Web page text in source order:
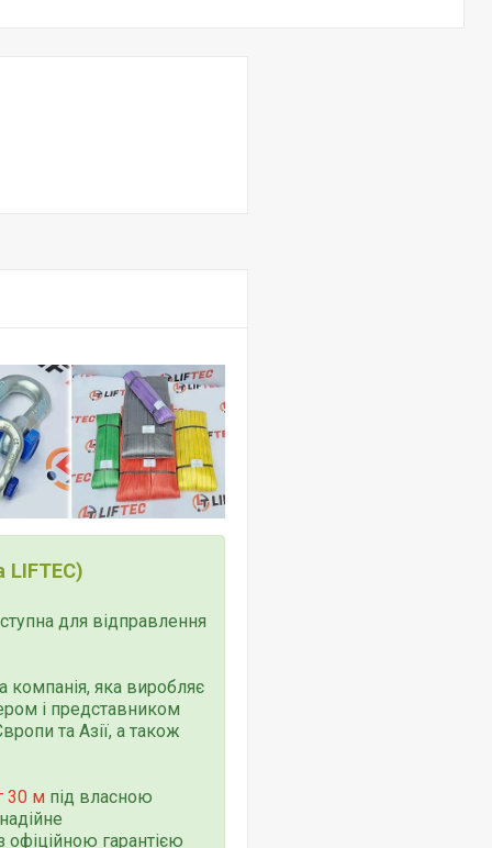
LIFTEC)
для відправлення
компанія, яка виробляє
і представником
та Азії, а також
30 м під власною
гарантією